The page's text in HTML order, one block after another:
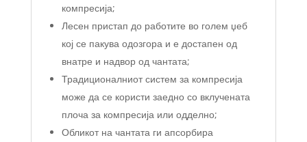
компресија;
Лесен пристап до работите во голем џеб
кој се пакува одозгора и е достапен од
внатре и надвор од чантата;
Традиционалниот систем за компресија
може да се користи заедно со вклучената
плоча за компресија или одделно;
Обликот на чантата ги апсорбира